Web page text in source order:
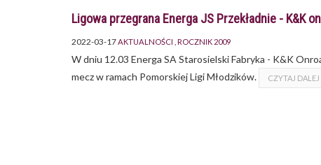
Ligowa przegrana Energa JS Przekładnie - K&K
2022-03-17AKTUALNOŚCI ROCZNIK 2009
W dniu 12.03 Energa SA Starosielski Fabryka - K&K
mecz w ramach Pomorskiej Ligi Młodzików.
CZYTAJ DALEJ